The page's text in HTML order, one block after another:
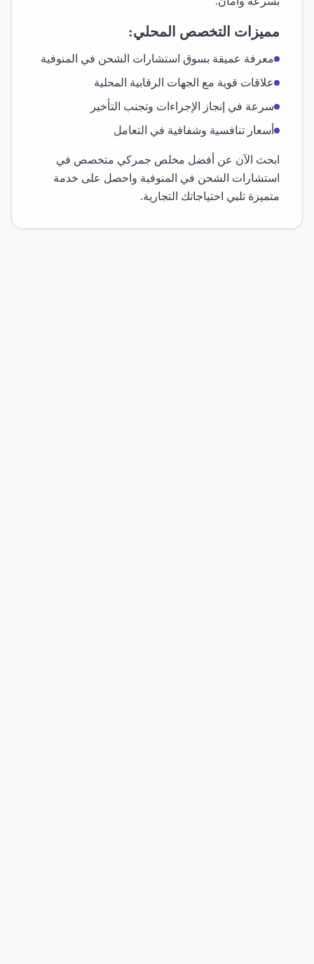
مميزات التخصص المحلي:
معرفة عميقة بسوق استشارات الشحن في المنوفية
علاقات قوية مع الجهات الرقابية المحلية
سرعة في إنجاز الإجراءات وتجنب التأخير
أسعار تنافسية وشفافية في التعامل
ابحث الآن عن أفضل مخلص جمركي متخصص في
استشارات الشحن في المنوفية واحصل على خدمة
متميزة تلبي احتياجاتك التجارية.